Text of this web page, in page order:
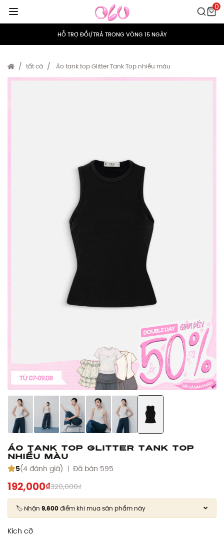
0
MIỄN PHÍ VẬN CHUYỂN CHO MỌI ĐƠN HÀNG
HỖ TRỢ ĐỔI/TRẢ TRONG VÒNG 15 NGÀY
MIỄN PHÍ VẬN CHUYỂN CHO MỌI ĐƠN HÀNG
tất cả Áo tank top Glitter Tank Top nhiều màu
Áo tank top Glitter Tank Top
nhiều màu
5(4 đánh giá) Đã bán 595
192,000₫320,000₫
🏷️ Nhận 9,600điểm khi mua sản phẩm này
Kích cỡ